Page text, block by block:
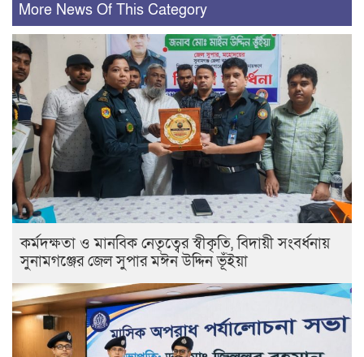
More News Of This Category
কর্মদক্ষতা ও মানবিক নেতৃত্বের স্বীকৃতি, বিদায়ী সংবর্ধনায়
সুনামগঞ্জের জেল সুপার মঈন উদ্দিন ভূঁইয়া